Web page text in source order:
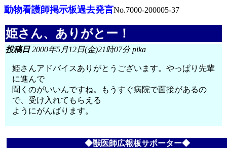
動物看護師掲示板過去発言No.7000-200005-37
姫さん、ありがとー！
投稿日2000年5月12日(金)21時07分 pika
姫さんアドバイスありがとうございます。やっぱり先輩
に進んで
聞くのがいいんですね。もうすぐ病院で面接があるの
で、受け入れてもらえる
ようにがんばります。
◆獣医師広報板サポーター◆